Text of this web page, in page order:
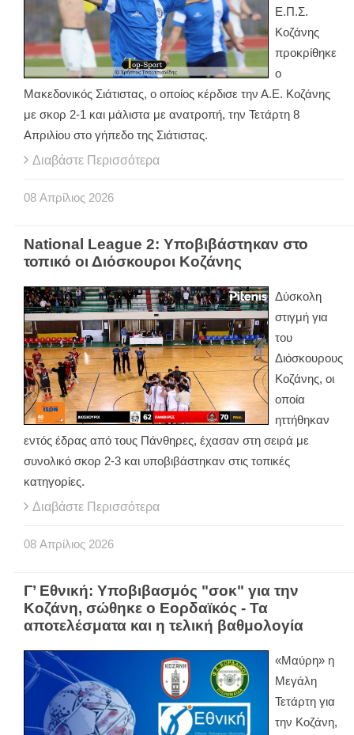
Ε.Π.Σ.
Κοζάνης
προκρίθηκε
ο
Μακεδονικός Σιάτιστας, ο οποίος κέρδισε την Α.Ε. Κοζάνης
με σκορ 2-1 και μάλιστα με ανατροπή, την Τετάρτη 8
Απριλίου στο γήπεδο της Σιάτιστας.
Διαβάστε Περισσότερα
08 Απρίλιος 2026
National League 2: Υποβιβάστηκαν στο
τοπικό οι Διόσκουροι Κοζάνης
Δύσκολη
στιγμή για
του
Διόσκουρους
Κοζάνης, οι
οποία
ηττήθηκαν
εντός έδρας από τους Πάνθηρες, έχασαν στη σειρά με
συνολικό σκορ 2-3 και υποβιβάστηκαν στις τοπικές
κατηγορίες.
Διαβάστε Περισσότερα
08 Απρίλιος 2026
Γ’ Εθνική: Υποβιβασμός "σοκ" για την
Κοζάνη, σώθηκε ο Εορδαϊκός - Τα
αποτελέσματα και η τελική βαθμολογία
«Μαύρη» η
Μεγάλη
Τετάρτη για
την Κοζάνη,